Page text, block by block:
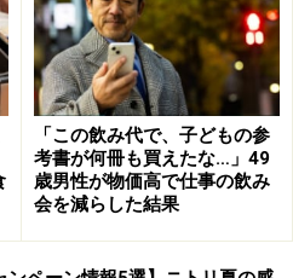
「この飲み代で、子どもの参
考書が何冊も買えたな…」49
歳男性が物価高で仕事の飲み
会を減らした結果